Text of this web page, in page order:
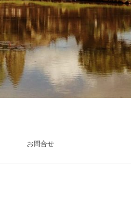
お問合せ